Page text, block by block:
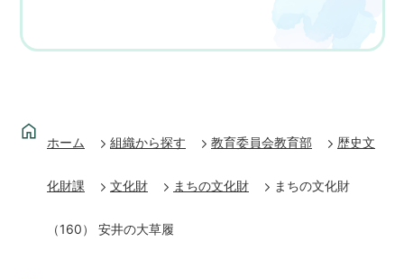
ホーム 組織から探す 教育委員会教育部 歴史文
化財課 文化財 まちの文化財 まちの文化財
（160） 安井の大草履